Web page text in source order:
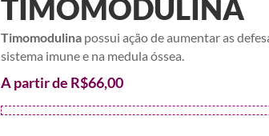
TIMOMODULINA
Timomodulina possui ação de aumentar as
sistema imune e na medula óssea.
A partir de R$66,00